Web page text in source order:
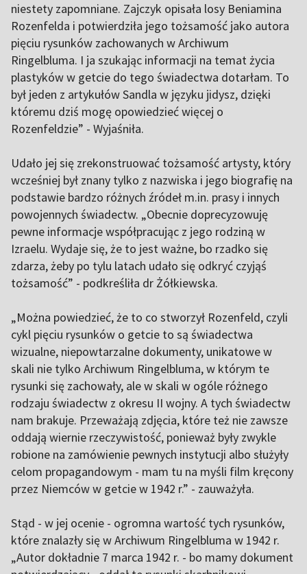
niestety zapomniane. Zajczyk opisała losy Beniamina
Rozenfelda i potwierdziła jego tożsamość jako autora
pięciu rysunków zachowanych w Archiwum
Ringelbluma. I ja szukając informacji na temat życia
plastyków w getcie do tego świadectwa dotarłam. To
był jeden z artykułów Sandla w języku jidysz, dzięki
któremu dziś mogę opowiedzieć więcej o
Rozenfeldzie” - Wyjaśniła.
Udało jej się zrekonstruować tożsamość artysty, który
wcześniej był znany tylko z nazwiska i jego biografię na
podstawie bardzo różnych źródeł m.in. prasy i innych
powojennych świadectw. „Obecnie doprecyzowuję
pewne informacje współpracując z jego rodziną w
Izraelu. Wydaje się, że to jest ważne, bo rzadko się
zdarza, żeby po tylu latach udało się odkryć czyjąś
tożsamość” - podkreśliła dr Żółkiewska.
„Można powiedzieć, że to co stworzył Rozenfeld, czyli
cykl pięciu rysunków o getcie to są świadectwa
wizualne, niepowtarzalne dokumenty, unikatowe w
skali nie tylko Archiwum Ringelbluma, w którym te
rysunki się zachowały, ale w skali w ogóle różnego
rodzaju świadectw z okresu II wojny. A tych świadectw
nam brakuje. Przeważają zdjęcia, które też nie zawsze
oddają wiernie rzeczywistość, ponieważ były zwykle
robione na zamówienie pewnych instytucji albo służyły
celom propagandowym - mam tu na myśli film kręcony
przez Niemców w getcie w 1942 r.” - zauważyła.
Stąd - w jej ocenie - ogromna wartość tych rysunków,
które znalazły się w Archiwum Ringelbluma w 1942 r.
„Autor dokładnie 7 marca 1942 r. - bo mamy dokument